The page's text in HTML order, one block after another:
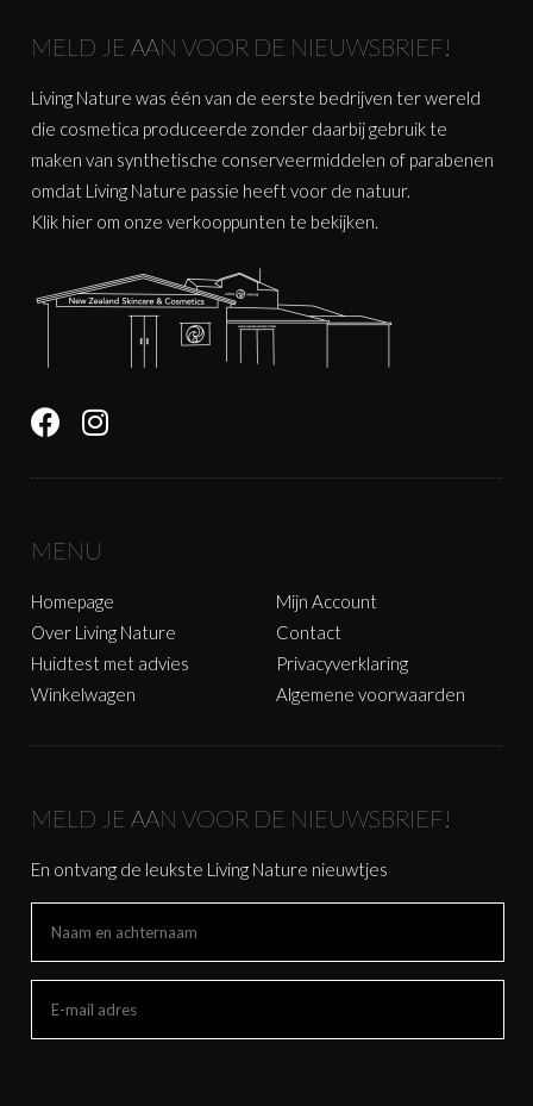
MELD JE AAN VOOR DE NIEUWSBRIEF!
Living Nature was één van de eerste bedrijven ter wereld
die cosmetica produceerde zonder daarbij gebruik te
maken van synthetische conserveermiddelen of parabenen
omdat Living Nature passie heeft voor de natuur.
Klik hier om onze verkooppunten te bekijken.
MENU
Homepage
Over Living Nature
Huidtest met advies
Winkelwagen
Mijn Account
Contact
Privacyverklaring
Algemene voorwaarden
MELD JE AAN VOOR DE NIEUWSBRIEF!
En ontvang de leukste Living Nature nieuwtjes